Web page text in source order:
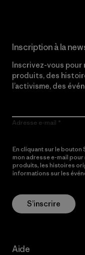
Inscription à la
Inscrivez-vous
produits, des
l’activisme, des
Adresse e-mail
En cliquant sur le bouton
mon adresse e-mail pour
produits, les histoires
informations sur les
S’inscrire
Aide